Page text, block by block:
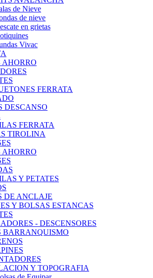
de Nieve
de nieve
en grietas
Vivac
AHORRO
FERRATA
DESCANSO
FERRATA
TIROLINA
AHORRO
Y PETATES
DE ANCLAJE
Y BOLSAS ESTANCAS
- DESCENSORES
BARRANQUISMO
Y TOPOGRAFIA